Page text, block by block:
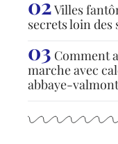
Villes
secrets loin des
Comment
marche avec
abbaye-